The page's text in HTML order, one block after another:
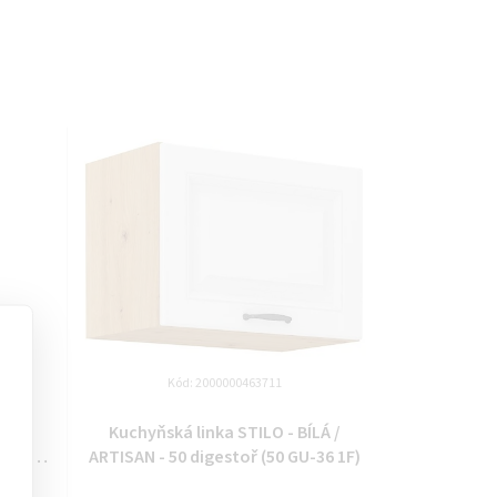
D
Kuchyňská linka STILO - BÍLÁ /
ARTISAN - 50 digestoř (50 GU-36 1F)
Kód: 2000000463711